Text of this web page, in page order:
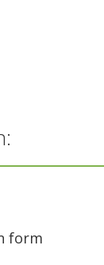
form